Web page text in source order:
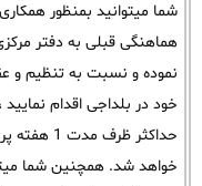
شما میتوانید بمنظور
هماهنگی قبلی به دفتر
نموده و نسبت به تنظیم و
خود در بلداجی اقدام
حداکثر
خواهد شد. همچنین شما